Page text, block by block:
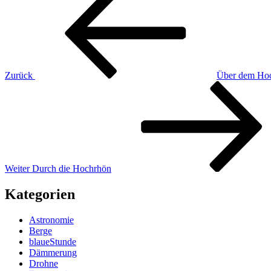
Zurück
Über dem
Weiter Durch die Hochrhön
Kategorien
Astronomie
Berge
blaueStunde
Dämmerung
Drohne